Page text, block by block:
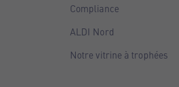
Compliance
ALDI Nord
Notre vitrine à trophées